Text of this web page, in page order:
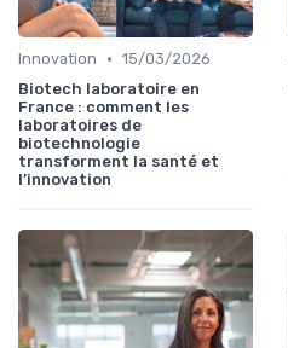
Innovation • 15/03/2026
Biotech laboratoire en
France : comment les
laboratoires de
biotechnologie
transforment la santé et
l’innovation